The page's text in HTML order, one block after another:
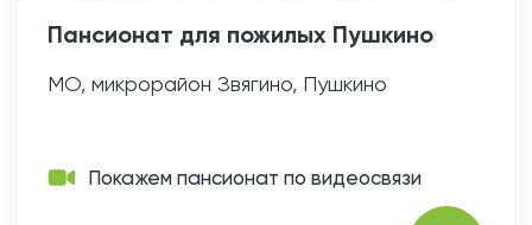
Пансионат для пожилых Пушкино
МО, микрорайон Звягино, Пушкино
Покажем пансионат по видеосвязи